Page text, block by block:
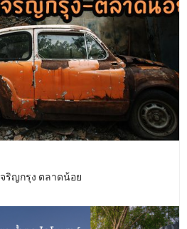
ริญกรุง ตลาดน้อย